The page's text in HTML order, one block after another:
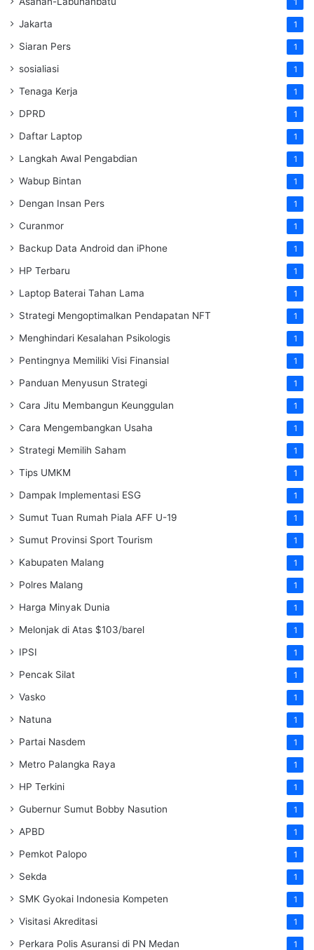
1
Jakarta 1
Siaran Pers 1
sosialiasi 1
Tenaga Kerja 1
DPRD 1
Daftar Laptop 1
Langkah Awal Pengabdian 1
Wabup Bintan 1
Dengan Insan Pers 1
Curanmor 1
Backup Data Android dan iPhone 1
HP Terbaru 1
Laptop Baterai Tahan Lama 1
Strategi Mengoptimalkan Pendapatan NFT 1
Menghindari Kesalahan Psikologis 1
Pentingnya Memiliki Visi Finansial 1
Panduan Menyusun Strategi 1
Cara Jitu Membangun Keunggulan 1
Cara Mengembangkan Usaha 1
Strategi Memilih Saham 1
Tips UMKM 1
Dampak Implementasi ESG 1
Sumut Tuan Rumah Piala AFF U-19 1
Sumut Provinsi Sport Tourism 1
Kabupaten Malang 1
Polres Malang 1
Harga Minyak Dunia 1
Melonjak di Atas $103/barel 1
IPSI 1
Pencak Silat 1
Vasko 1
Natuna 1
Partai Nasdem 1
Metro Palangka Raya 1
HP Terkini 1
Gubernur Sumut Bobby Nasution 1
APBD 1
Pemkot Palopo 1
Sekda 1
SMK Gyokai Indonesia Kompeten 1
Visitasi Akreditasi 1
Perkara Polis Asuransi di PN Medan 1